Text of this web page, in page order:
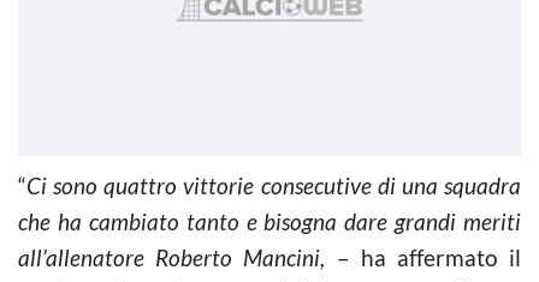
“Ci sono quattro vittorie consecutive di una squadra
che ha cambiato tanto e bisogna dare grandi meriti
all’allenatore Roberto Mancini, – ha affermato il